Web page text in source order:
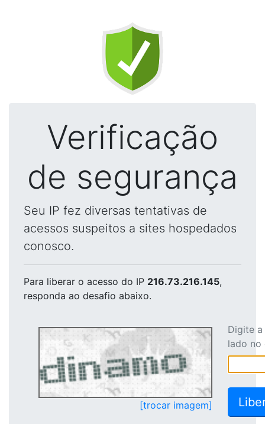
Verificação
de segurança
Seu IP fez diversas tentativas de
acessos suspeitos a sites hospedados
conosco.
Para liberar o acesso do IP 216.73.216.145,
responda ao desafio abaixo.
[trocar imagem]
Digite
lado no